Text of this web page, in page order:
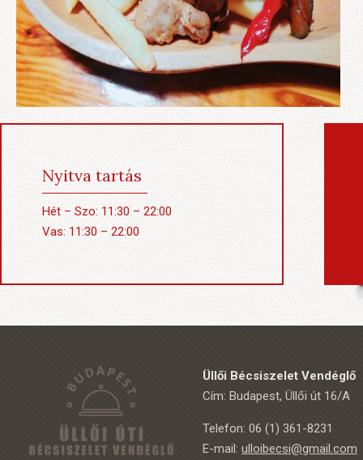
Nyitva tartás
Hét – Szo: 11:30 – 22:00
Vas: 11:30 – 22:00
Üllői Bécsiszelet Vendéglő
Cím: Budapest, Üllői út 16/A
Telefon: 06 (1) 361-8231
E-mail: ulloibecsi@gmail.com